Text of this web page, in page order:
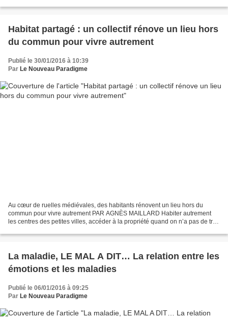
Habitat partagé : un collectif rénove un lieu hors
du commun pour vivre autrement
Publié le 30/01/2016 à 10:39
Par Le Nouveau Paradigme
Au cœur de ruelles médiévales, des habitants rénovent un lieu hors du
commun pour vivre autrement PAR AGNÈS MAILLARD Habiter autrement
les centres des petites villes, accéder à la propriété quand on n’a pas de très
La maladie, LE MAL A DIT… La relation entre les
émotions et les maladies
Publié le 06/01/2016 à 09:25
Par Le Nouveau Paradigme